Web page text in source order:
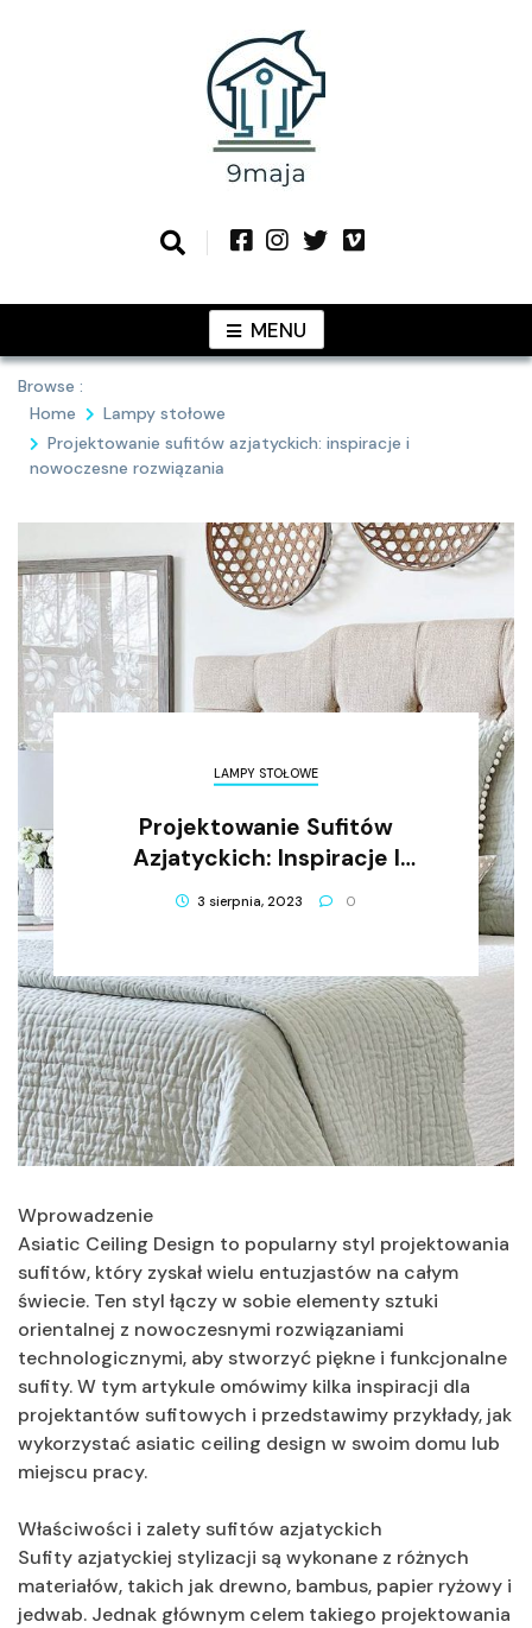
9MAJApomysłami
MENU
Browse :
Home
Lampy stołowe
Projektowanie sufitów azjatyckich: inspiracje i
nowoczesne rozwiązania
LAMPY STOŁOWE
Projektowanie Sufitów
Azjatyckich: Inspiracje I
Nowoczesne Rozwiązania
3 sierpnia, 2023 0
Wprowadzenie
Asiatic Ceiling Design to popularny styl projektowania
sufitów, który zyskał wielu entuzjastów na całym
świecie. Ten styl łączy w sobie elementy sztuki
orientalnej z nowoczesnymi rozwiązaniami
technologicznymi, aby stworzyć piękne i funkcjonalne
sufity. W tym artykule omówimy kilka inspiracji dla
projektantów sufitowych i przedstawimy przykłady, jak
wykorzystać asiatic ceiling design w swoim domu lub
miejscu pracy.
Właściwości i zalety sufitów azjatyckich
Sufity azjatyckiej stylizacji są wykonane z różnych
materiałów, takich jak drewno, bambus, papier ryżowy i
jedwab. Jednak głównym celem takiego projektowania